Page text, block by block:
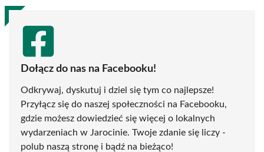
Dołącz do nas na Facebooku!
Odkrywaj, dyskutuj i dziel się tym co najlepsze!
Przyłącz się do naszej społeczności na Facebooku,
gdzie możesz dowiedzieć się więcej o lokalnych
wydarzeniach w Jarocinie. Twoje zdanie się liczy -
polub naszą stronę i bądź na bieżąco!